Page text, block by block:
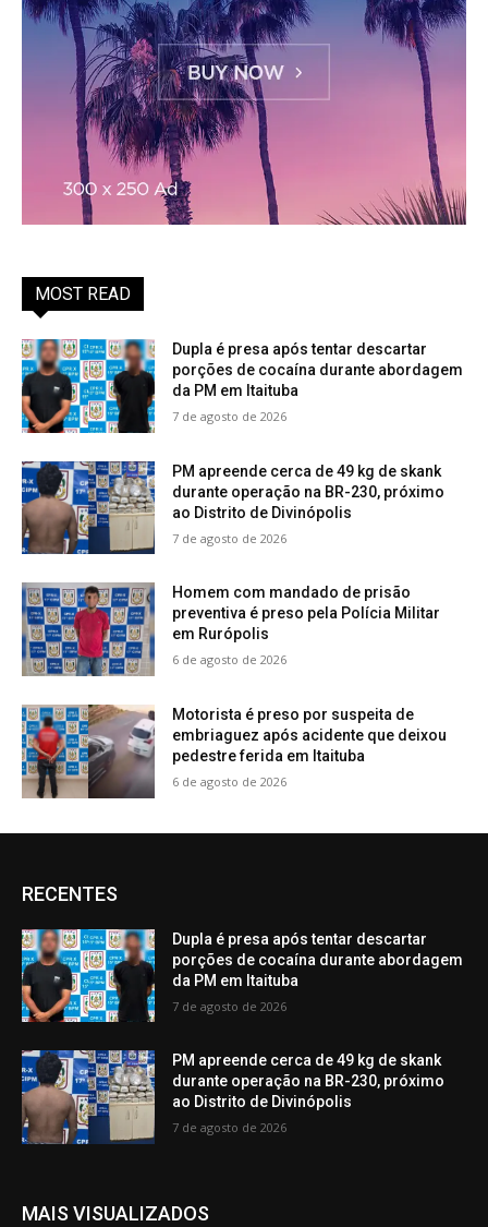
MOST READ
Dupla é presa após tentar descartar
porções de cocaína durante abordagem
da PM em Itaituba
7 de agosto de 2026
PM apreende cerca de 49 kg de skank
durante operação na BR-230, próximo
ao Distrito de Divinópolis
7 de agosto de 2026
Homem com mandado de prisão
preventiva é preso pela Polícia Militar
em Rurópolis
6 de agosto de 2026
Motorista é preso por suspeita de
embriaguez após acidente que deixou
pedestre ferida em Itaituba
6 de agosto de 2026
RECENTES
Dupla é presa após tentar descartar
porções de cocaína durante abordagem
da PM em Itaituba
7 de agosto de 2026
PM apreende cerca de 49 kg de skank
durante operação na BR-230, próximo
ao Distrito de Divinópolis
7 de agosto de 2026
MAIS VISUALIZADOS